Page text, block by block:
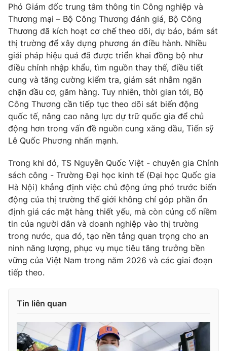
Phó Giám đốc trung tâm thông tin Công nghiệp và
Thương mại – Bộ Công Thương đánh giá, Bộ Công
Thương đã kích hoạt cơ chế theo dõi, dự báo, bám sát
thị trường để xây dựng phương án điều hành. Nhiều
giải pháp hiệu quả đã được triển khai đồng bộ như
điều chỉnh nhập khẩu, tìm nguồn thay thế, điều tiết
cung và tăng cường kiểm tra, giám sát nhằm ngăn
chặn đầu cơ, găm hàng. Tuy nhiên, thời gian tới, Bộ
Công Thương cần tiếp tục theo dõi sát biến động
quốc tế, nâng cao năng lực dự trữ quốc gia để chủ
động hơn trong vấn đề nguồn cung xăng dầu, Tiến sỹ
Lê Quốc Phương nhấn mạnh.
Trong khi đó, TS Nguyễn Quốc Việt - chuyên gia Chính
sách công - Trường Đại học kinh tế (Đại học Quốc gia
Hà Nội) khẳng định việc chủ động ứng phó trước biến
động của thị trường thế giới không chỉ góp phần ổn
định giá các mặt hàng thiết yếu, mà còn củng cố niềm
tin của người dân và doanh nghiệp vào thị trường
trong nước, qua đó, tạo nền tảng quan trọng cho an
ninh năng lượng, phục vụ mục tiêu tăng trưởng bền
vững của Việt Nam trong năm 2026 và các giai đoạn
tiếp theo.
Tin liên quan